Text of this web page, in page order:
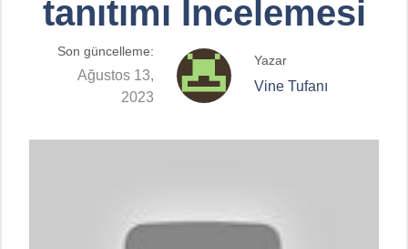
tanıtımı İncelemesi
Son güncelleme:
Ağustos 13,
2023
Yazar
Vine Tufanı